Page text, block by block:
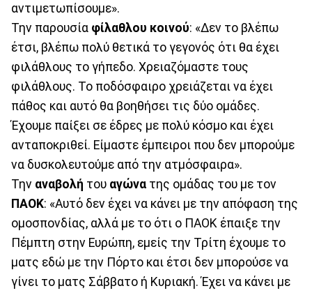
αντιμετωπίσουμε».
Την παρουσία φίλαθλου κοινού: «Δεν το βλέπω
έτσι, βλέπω πολύ θετικά το γεγονός ότι θα έχει
φιλάθλους το γήπεδο. Χρειαζόμαστε τους
φιλάθλους. Το ποδόσφαιρο χρειάζεται να έχει
πάθος και αυτό θα βοηθήσει τις δύο ομάδες.
Έχουμε παίξει σε έδρες με πολύ κόσμο και έχει
ανταποκριθεί. Είμαστε έμπειροι που δεν μπορούμε
να δυσκολευτούμε από την ατμόσφαιρα».
Την αναβολή του αγώνα της ομάδας του με τον
ΠΑΟΚ: «Αυτό δεν έχει να κάνει με την απόφαση της
ομοσπονδίας, αλλά με το ότι ο ΠΑΟΚ έπαιξε την
Πέμπτη στην Ευρώπη, εμείς την Τρίτη έχουμε το
ματς εδώ με την Πόρτο και έτσι δεν μπορούσε να
γίνει το ματς Σάββατο ή Κυριακή. Έχει να κάνει με